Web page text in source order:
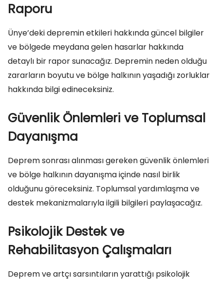
Raporu
Ünye’deki depremin etkileri hakkında güncel bilgiler
ve bölgede meydana gelen hasarlar hakkında
detaylı bir rapor sunacağız. Depremin neden olduğu
zararların boyutu ve bölge halkının yaşadığı zorluklar
hakkında bilgi edineceksiniz.
Güvenlik Önlemleri ve Toplumsal
Dayanışma
Deprem sonrası alınması gereken güvenlik önlemleri
ve bölge halkının dayanışma içinde nasıl birlik
olduğunu göreceksiniz. Toplumsal yardımlaşma ve
destek mekanizmalarıyla ilgili bilgileri paylaşacağız.
Psikolojik Destek ve
Rehabilitasyon Çalışmaları
Deprem ve artçı sarsıntıların yarattığı psikolojik